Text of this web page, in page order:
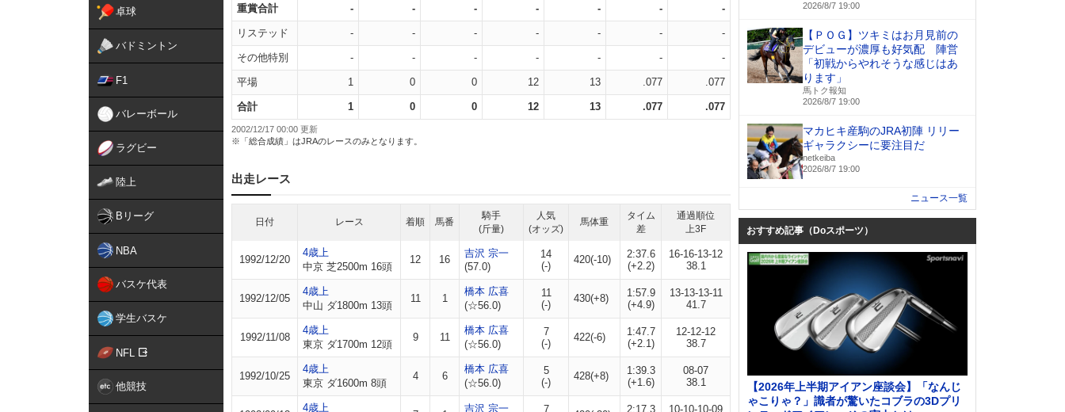
卓球
バドミントン
F1
バレーボール
ラグビー
陸上
Bリーグ
NBA
バスケ代表
学生バスケ
NFL
他競技
重賞合計 - - - - - - -
リステッド - - - - - - -
その他特別 - - - - - - -
平場 1 0 0 12 13 .077 .077
合計 1 0 0 12 13 .077 .077
2002/12/17 00:00 更新
※「総合成績」はJRAのレースのみとなります。
出走レース
日付 レース 着順 馬番
騎手
(斤量)
人気
(オッズ)
馬体重
タイム
差
通過順位
上3F
1992/12/20
4歳上
中京 芝2500m 16頭
12 16
吉沢 宗一
(57.0)
14
(-)
420(-10)
2:37.6
(+2.2)
16-16-13-12
38.1
1992/12/05
4歳上
中山 ダ1800m 13頭
11 1
橋本 広喜
(☆56.0)
11
(-)
430(+8)
1:57.9
(+4.9)
13-13-13-11
41.7
1992/11/08
4歳上
東京 ダ1700m 12頭
9 11
橋本 広喜
(☆56.0)
7
(-)
422(-6)
1:47.7
(+2.1)
12-12-12
38.7
1992/10/25
4歳上
東京 ダ1600m 8頭
4 6
橋本 広喜
(☆56.0)
5
(-)
428(+8)
1:39.3
(+1.6)
08-07
38.1
4歳上
吉沢 宗一
7
2:17.3
10-10-10-09
2026/8/7 19:00
【ＰＯＧ】ツキミはお月見前の
デビューが濃厚も好気配 陣営
「初戦からやれそうな感じはあ
ります」
馬トク報知
2026/8/7 19:00
マカヒキ産駒のJRA初陣 リリー
ギャラクシーに要注目だ
netkeiba
2026/8/7 19:00
ニュース一覧
おすすめ記事（Doスポーツ）
【2026年上半期アイアン座談会】「なんじ
ゃこりゃ？」識者が驚いたコブラの3Dプリ